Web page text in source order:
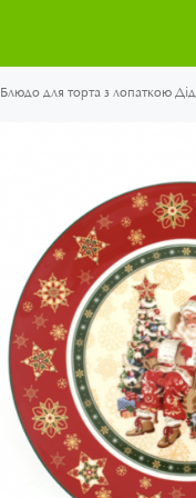
Блюдо для торта з лопаткою